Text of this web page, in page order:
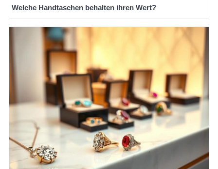
Welche Handtaschen behalten ihren Wert?